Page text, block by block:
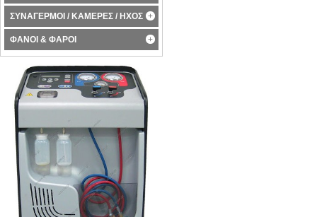
ΣΥΝΑΓΕΡΜΟΙ / ΚΑΜΕΡΕΣ / ΗΧΟΣ
ΦΑΝΟΙ & ΦΑΡΟΙ